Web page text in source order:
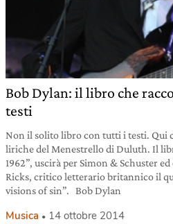
Bob Dylan: il libro che
testi
Non il solito libro con tutti i testi. Qui
liriche del Menestrello di Duluth. Il
1962”, uscirà per Simon & Schuster
Ricks, critico letterario britannico il
visions of sin”. Bob Dylan
Musica 14 ottobre 2014